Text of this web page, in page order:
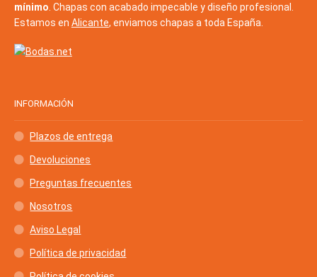
mínimo . Chapas con acabado impecable y diseño profesional.
Estamos en Alicante, enviamos chapas a toda España.
INFORMACIÓN
Plazos de entrega
Devoluciones
Preguntas frecuentes
Nosotros
Aviso Legal
Política de privacidad